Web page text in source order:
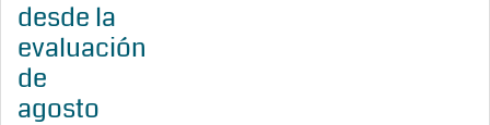
desde la
evaluación
de
agosto